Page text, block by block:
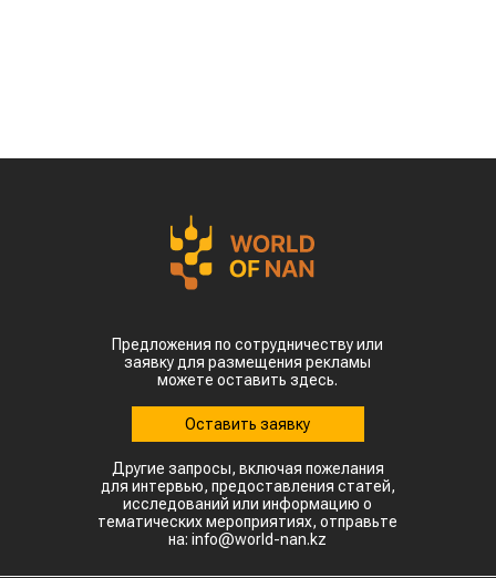
Предложения по сотрудничеству или
заявку для размещения рекламы
можете оставить здесь.
Оставить заявку
Другие запросы, включая пожелания
для интервью, предоставления статей,
исследований или информацию о
тематических мероприятиях, отправьте
на: info@world-nan.kz